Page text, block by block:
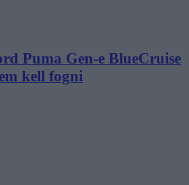
Puma Gen-e BlueCruise
kell fogni